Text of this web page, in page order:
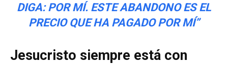
DIGA: POR MÍ. ESTE ABANDONO ES EL
PRECIO QUE HA PAGADO POR MÍ”
Jesucristo siempre está con